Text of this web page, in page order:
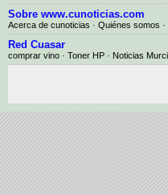
Sobre www.cunoticias.com
Acerca de cunoticias · Quiénes somos ·
Red Cuasar
comprar vino · Toner HP · Noticias